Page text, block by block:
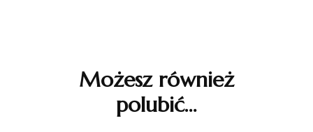
Możesz również
polubić…